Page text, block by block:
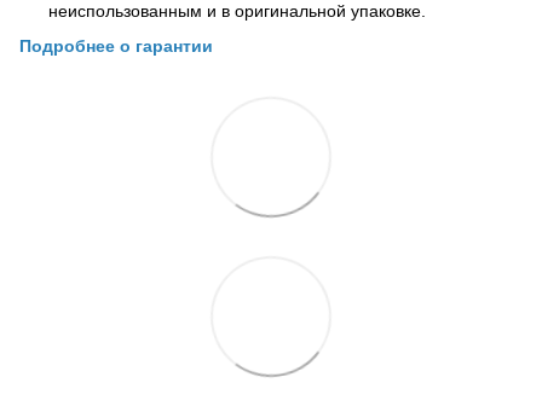
неиспользованным и в оригинальной упаковке.
Подробнее о гарантии